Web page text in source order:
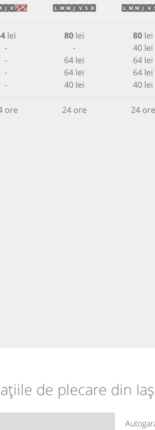
J V S D L M M J V S D L M M J V
lei
-
-
-
-
80 lei
-
64 lei
64 lei
40 lei
80 lei
40 lei
64 lei
64 lei
40 lei
ore 24 ore 24 ore
de plecare din